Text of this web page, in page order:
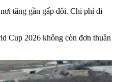
tăng gần gấp đôi. Chi phí di
Cup 2026 không còn đơn thuần